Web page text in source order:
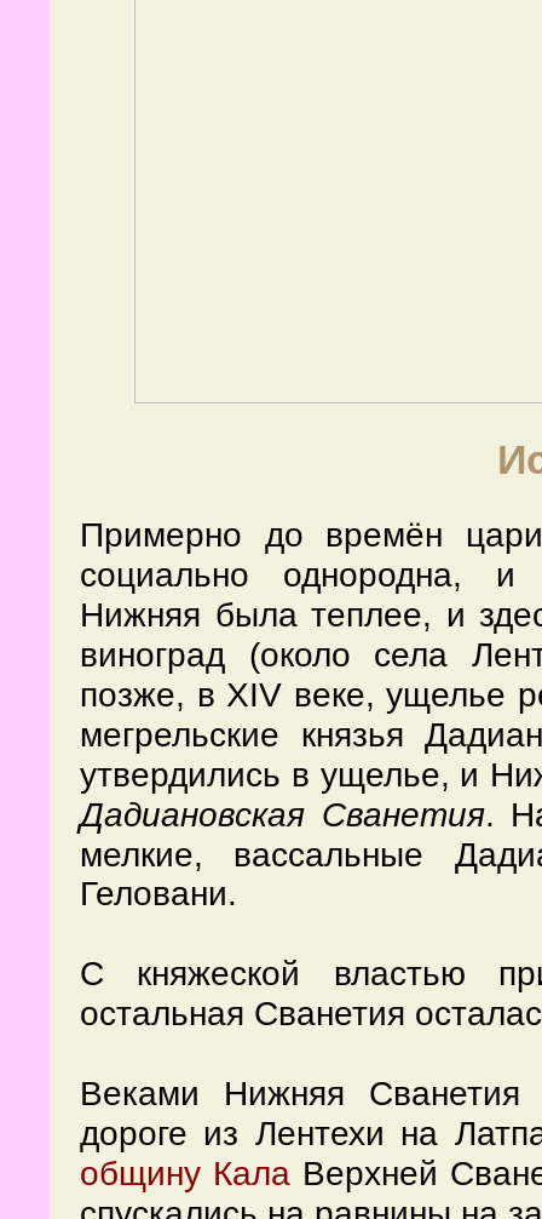
Примерно до времён
социально однородна, и
Нижняя была теплее, и
виноград (около села
позже, в XIV веке, ущелье
мегрельские князья
утвердились в ущелье, и
Дадиановская Сванетия.
мелкие, вассальные
Геловани.
С княжеской властью
остальная Сванетия
Веками Нижняя
дороге из Лентехи на
общину Кала Верхней